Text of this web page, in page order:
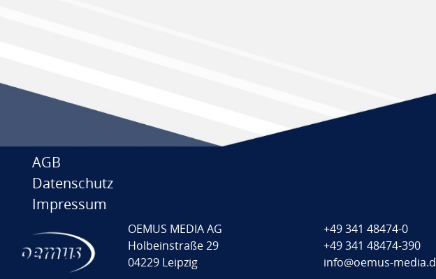
AGB
Datenschutz
Impressum
OEMUS MEDIA AG
Holbeinstraße 29
04229 Leipzig
+49 341 48474-0
+49 341 48474-390
info@oemus-